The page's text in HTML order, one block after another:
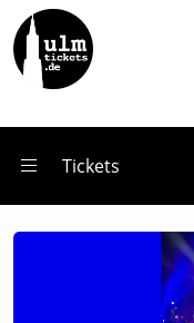
Zum Hauptinhalt
Tickets
Startseite
Tickets
The Music of Hans